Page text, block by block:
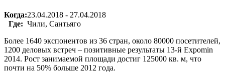
Когда:23.04.2018 - 27.04.2018
Где: Чили, Сантьяго
Более 1640 экспонентов из 36 стран, около 80000 посетителей,
1200 деловых встреч – позитивные результаты 13-й Expomin
2014. Рост занимаемой площади достиг 125000 кв. м, что
почти на 50% больше 2012 года.